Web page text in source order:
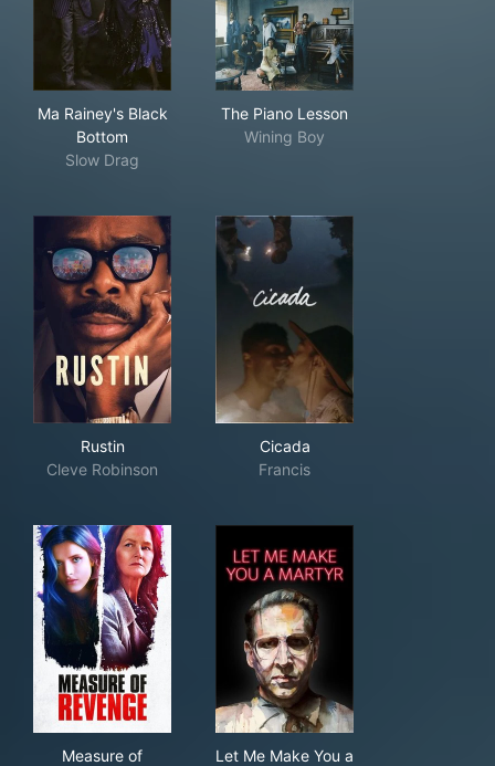
Ma Rainey's Black
Bottom
Slow Drag
The Piano Lesson
Wining Boy
Rustin
Cleve Robinson
Cicada
Francis
Measure of
Let Me Make You a